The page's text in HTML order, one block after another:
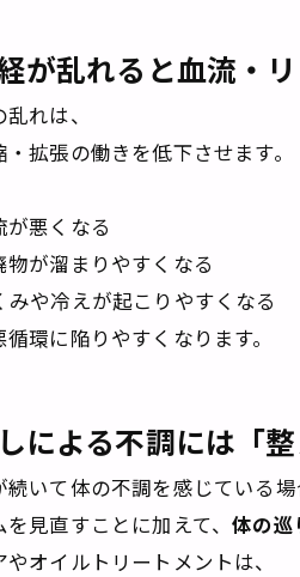
が乱れると血流・
れは、
拡張の働きを低下させます。
悪くなる
溜まりやすくなる
冷えが起こりやすくなる
環に陥りやすくなります。
による不調には「
いて体の不調を感じている場
を見直すことに加えて、体の巡
やオイルトリートメントは、